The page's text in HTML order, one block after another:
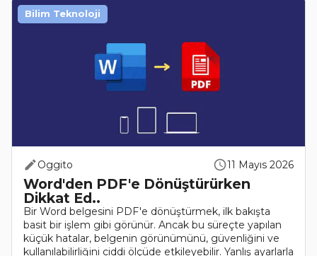
Oggito 11 Mayıs 2026
Word'den PDF'e Dönüştürürken
Dikkat Ed..
Bir Word belgesini PDF'e dönüştürmek, ilk bakışta
basit bir işlem gibi görünür. Ancak bu süreçte yapılan
küçük hatalar, belgenin görünümünü, güvenliğini ve
kullanılabilirliğini ciddi ölçüde etkileyebilir. Yanlış ayarlarla
Bilim Teknoloji